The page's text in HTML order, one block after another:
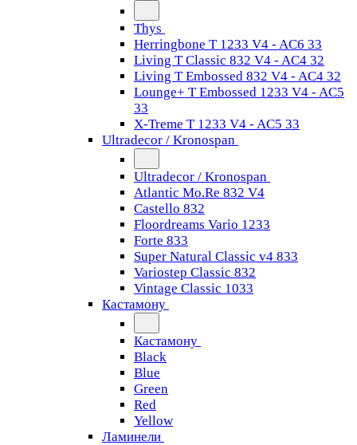
Thys
Herringbone T 1233 V4 - AC6 33
Living T Classic 832 V4 - AC4 32
Living T Embossed 832 V4 - AC4 32
Lounge+ T Embossed 1233 V4 - AC5
33
X-Treme T 1233 V4 - AC5 33
Ultradecor / Kronospan
Ultradecor / Kronospan
Atlantic Mo.Re 832 V4
Castello 832
Floordreams Vario 1233
Forte 833
Super Natural Classic v4 833
Variostep Classic 832
Vintage Classic 1033
Кастамону
Кастамону
Black
Blue
Green
Red
Yellow
Ламинели